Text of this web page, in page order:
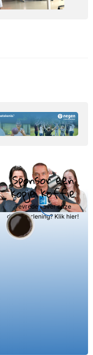
Sponsor een
kopje koffie
Tevreden over onze
dienstverlening? Klik hier!